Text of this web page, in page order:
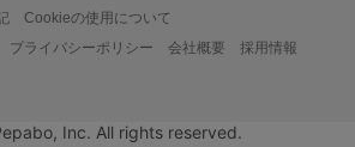
Cookieの使用について
プライバシーポリシー 会社概要
採用情報
Inc. All rights reserved.